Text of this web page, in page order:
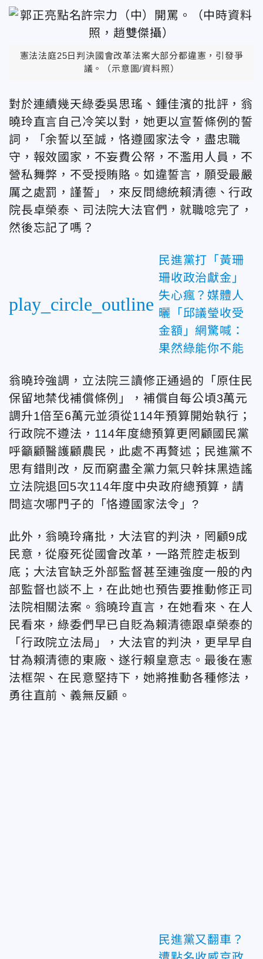
憲法法庭25日判決國會改革法案大部分都違憲，引發爭
議。（示意圖/資料照）
對於連續幾天綠委吳思瑤、鍾佳濱的批評，翁
曉玲直言自己冷笑以對，她更以宣誓條例的誓
詞，「余誓以至誠，恪遵國家法令，盡忠職
守，報效國家，不妄費公帑，不濫用人員，不
營私舞弊，不受授賄賂。如違誓言，願受最嚴
厲之處罰，謹誓」，來反問總統賴清德、行政
院長卓榮泰、司法院大法官們，就職唸完了，
然後忘記了嗎？
play_circle_outline
民進黨打「黃珊
珊收政治獻金」
失心瘋？媒體人
曬「邱議瑩收受
金額」網驚喊：
果然綠能你不能
翁曉玲強調，立法院三讀修正通過的「原住民
保留地禁伐補償條例」，補償自每公頃3萬元
調升1倍至6萬元並須從114年預算開始執行；
行政院不遵法，114年度總預算更罔顧國民黨
呼籲顧醫護顧農民，此處不再贅述；民進黨不
思有錯則改，反而窮盡全黨力氣只幹抹黑造謠
立法院退回5次114年度中央政府總預算，請
問這次哪門子的「恪遵國家法令」?
此外，翁曉玲痛批，大法官的判決，罔顧9成
民意，從廢死從國會改革，一路荒腔走板到
底；大法官缺乏外部監督甚至連強度一般的內
部監督也談不上，在此她也預告要推動修正司
法院相關法案。翁曉玲直言，在她看來、在人
民看來，綠委們早已自貶為賴清德跟卓榮泰的
「行政院立法局」，大法官的判決，更早早自
甘為賴清德的東廠、遂行賴皇意志。最後在憲
法框架、在民意堅持下，她將推動各種修法，
勇往直前、義無反顧。
民進黨又翻車？